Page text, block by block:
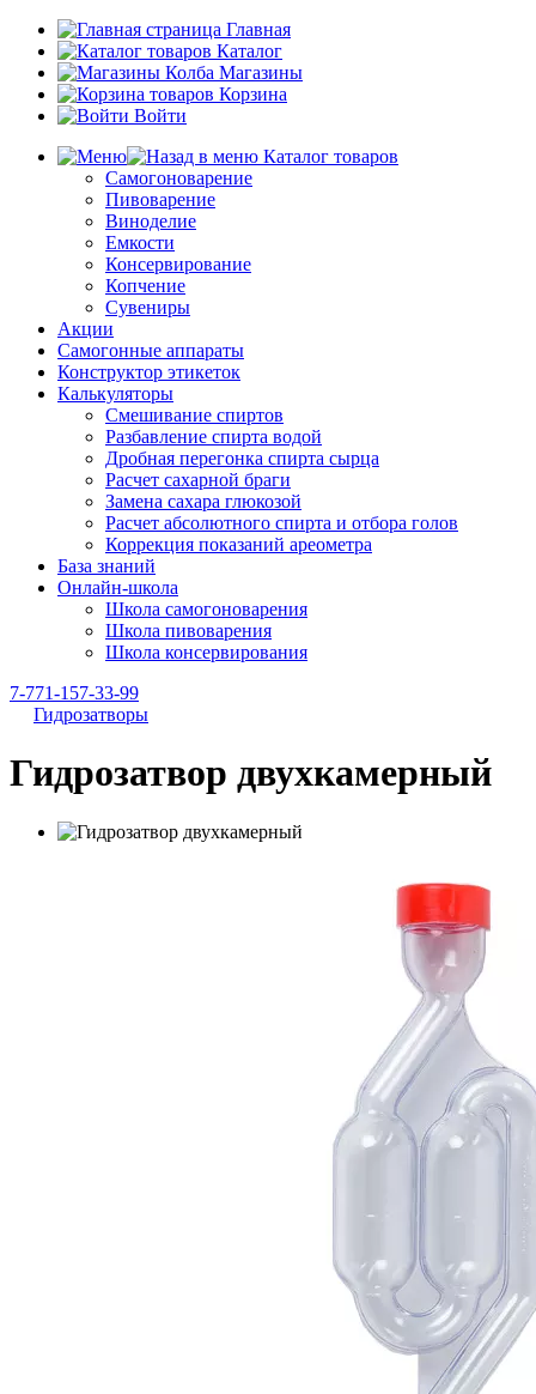
Главная
Каталог
Магазины
Корзина
Войти
Каталог товаров
Самогоноварение
Пивоварение
Виноделие
Емкости
Консервирование
Копчение
Сувениры
Акции
Самогонные аппараты
Конструктор этикеток
Калькуляторы
Cмешивание спиртов
Разбавление спирта водой
Дробная перегонка спирта сырца
Расчет сахарной браги
Замена сахара глюкозой
Расчет абсолютного спирта и отбора голов
Коррекция показаний ареометра
База знаний
Онлайн-школа
Школа самогоноварения
Школа пивоварения
Школа консервирования
7-771-157-33-99
Гидрозатворы
Гидрозатвор двухкамерный